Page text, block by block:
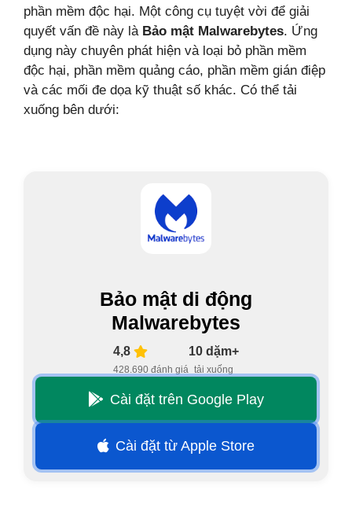
phần mềm độc hại. Một công cụ tuyệt vời để giải
quyết vấn đề này là Bảo mật Malwarebytes. Ứng
dụng này chuyên phát hiện và loại bỏ phần mềm
độc hại, phần mềm quảng cáo, phần mềm gián điệp
và các mối đe dọa kỹ thuật số khác. Có thể tải
xuống bên dưới:
Bảo mật di động
Malwarebytes
4,8
428.690 đánh giá
10 dặm+
tải xuống
Cài đặt trên Google Play
Cài đặt từ Apple Store